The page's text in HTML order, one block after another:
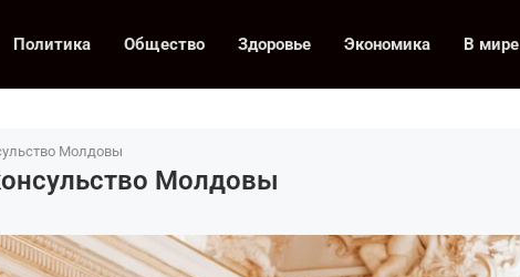
Политика Общество Здоровье Экономика В мире
Молдовы
Молдовы